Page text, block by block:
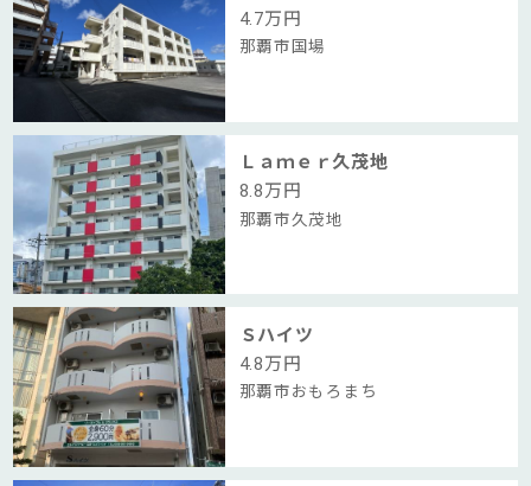
4.7万円
那覇市国場
Ｌａｍｅｒ久茂地
8.8万円
那覇市久茂地
Ｓハイツ
4.8万円
那覇市おもろまち